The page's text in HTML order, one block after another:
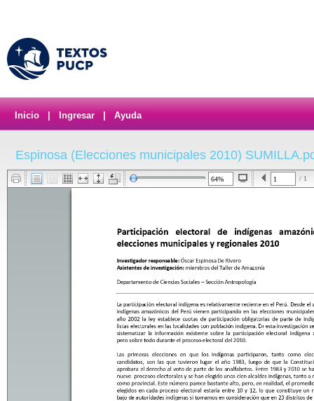
Inicio Ingresar Ayuda
Espinosa (Elecciones municipales 2010)
/ 1